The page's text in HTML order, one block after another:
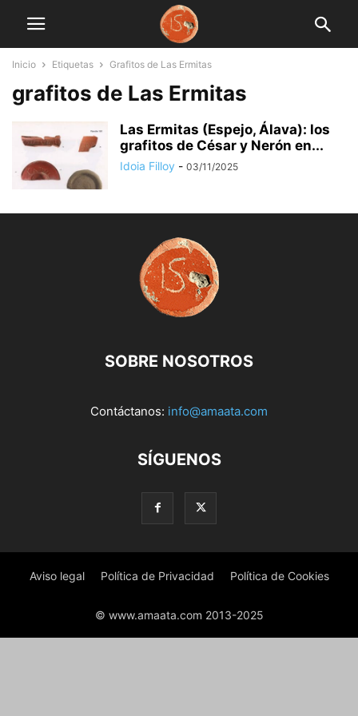
Inicio Etiquetas Grafitos de Las Ermitas
grafitos de Las Ermitas
Las Ermitas (Espejo, Álava): los
grafitos de César y Nerón en...
Idoia Filloy - 03/11/2025
SOBRE NOSOTROS
Contáctanos: info@amaata.com
SÍGUENOS
Aviso legal Política de Privacidad Política de Cookies
© www.amaata.com 2013-2025